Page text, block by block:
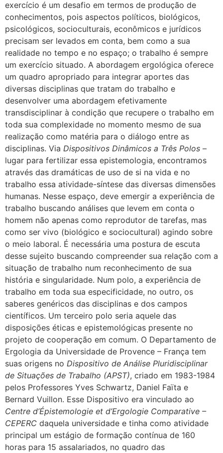
exercício é um desafio em termos de produção de
conhecimentos, pois aspectos políticos, biológicos,
psicológicos, socioculturais, econômicos e jurídicos
precisam ser levados em conta, bem como a sua
realidade no tempo e no espaço; o trabalho é sempre
um exercício situado. A abordagem ergológica oferece
um quadro apropriado para integrar aportes das
diversas disciplinas que tratam do trabalho e
desenvolver uma abordagem efetivamente
transdisciplinar à condição que recupere o trabalho em
toda sua complexidade no momento mesmo de sua
realização como matéria para o diálogo entre as
disciplinas. Via Dispositivos Dinâmicos a Três Polos –
lugar para fertilizar essa epistemologia, encontramos
através das dramáticas de uso de si na vida e no
trabalho essa atividade-síntese das diversas dimensões
humanas. Nesse espaço, deve emergir a experiência de
trabalho buscando análises que levem em conta o
homem não apenas como reprodutor de tarefas, mas
como ser vivo (biológico e sociocultural) agindo sobre
o meio laboral. É necessária uma postura de escuta
desse sujeito buscando compreender sua relação com a
situação de trabalho num reconhecimento de sua
história e singularidade. Num polo, a experiência de
trabalho em toda sua especificidade, no outro, os
saberes genéricos das disciplinas e dos campos
científicos. Um terceiro polo seria aquele das
disposições éticas e epistemológicas presente no
projeto de cooperação em comum. O Departamento de
Ergologia da Universidade de Provence – França tem
suas origens no Dispositivo de Análise Pluridisciplinar
de Situações de Trabalho (APST), criado em 1983-1984
pelos Professores Yves Schwartz, Daniel Faïta e
Bernard Vuillon. Esse Dispositivo era vinculado ao
Centre d’Épistemologie et d’Ergologie Comparative –
CEPERC daquela universidade e tinha como atividade
principal um estágio de formação contínua de 160
horas para 15 assalariados, no quadro das